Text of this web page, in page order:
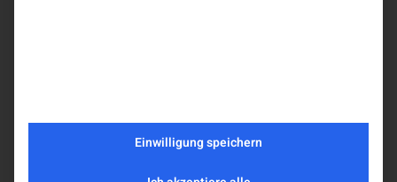
Einwilligung speichern